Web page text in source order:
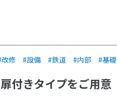
改修 設備 鉄道 内部 基礎
付きタイプをご用意